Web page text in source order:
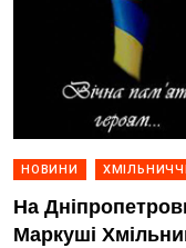
НОВИНИ
На
Маркуші